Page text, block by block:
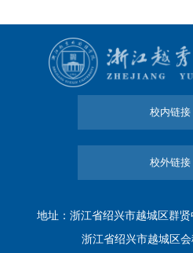
校内链接
校外链接
地址：浙江省绍兴市越城区群贤
浙江省绍兴市越城区会